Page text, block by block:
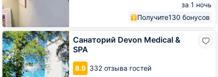
за 1 ночь
Получите130 бонусов
Санаторий Devon Medical &
SPA
8.9 332 отзыва гостей
Санаторий
Devon
Medical
&
SPA